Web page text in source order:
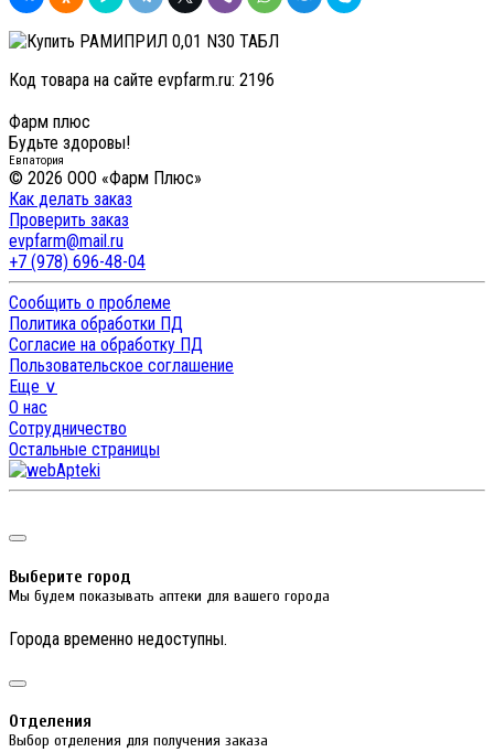
Код товара на сайте evpfarm.ru: 2196
Фарм плюс
Будьте здоровы!
Евпатория
© 2026 ООО «Фарм Плюс»
Как делать заказ
Проверить заказ
evpfarm@mail.ru
+7 (978) 696-48-04
Сообщить о проблеме
Политика обработки ПД
Согласие на обработку ПД
Пользовательское соглашение
Еще ∨
О нас
Сотрудничество
Остальные страницы
Выберите город
Мы будем показывать аптеки для вашего города
Города временно недоступны.
Отделения
Выбор отделения для получения заказа